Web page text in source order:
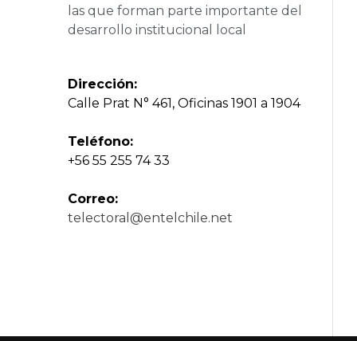
las que forman parte importante del
desarrollo institucional local
Dirección:
Calle Prat N° 461, Oficinas 1901 a 1904
Teléfono:
+56 55 255 74 33
Correo:
telectoral@entelchile.net